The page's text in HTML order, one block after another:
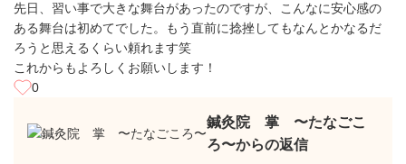
先日、習い事で大きな舞台があったのですが、こんなに安心感の
ある舞台は初めてでした。もう直前に捻挫してもなんとかなるだ
ろうと思えるくらい頼れます笑
これからもよろしくお願いします！
0
鍼灸院 掌 〜たなごこ
ろ〜からの返信